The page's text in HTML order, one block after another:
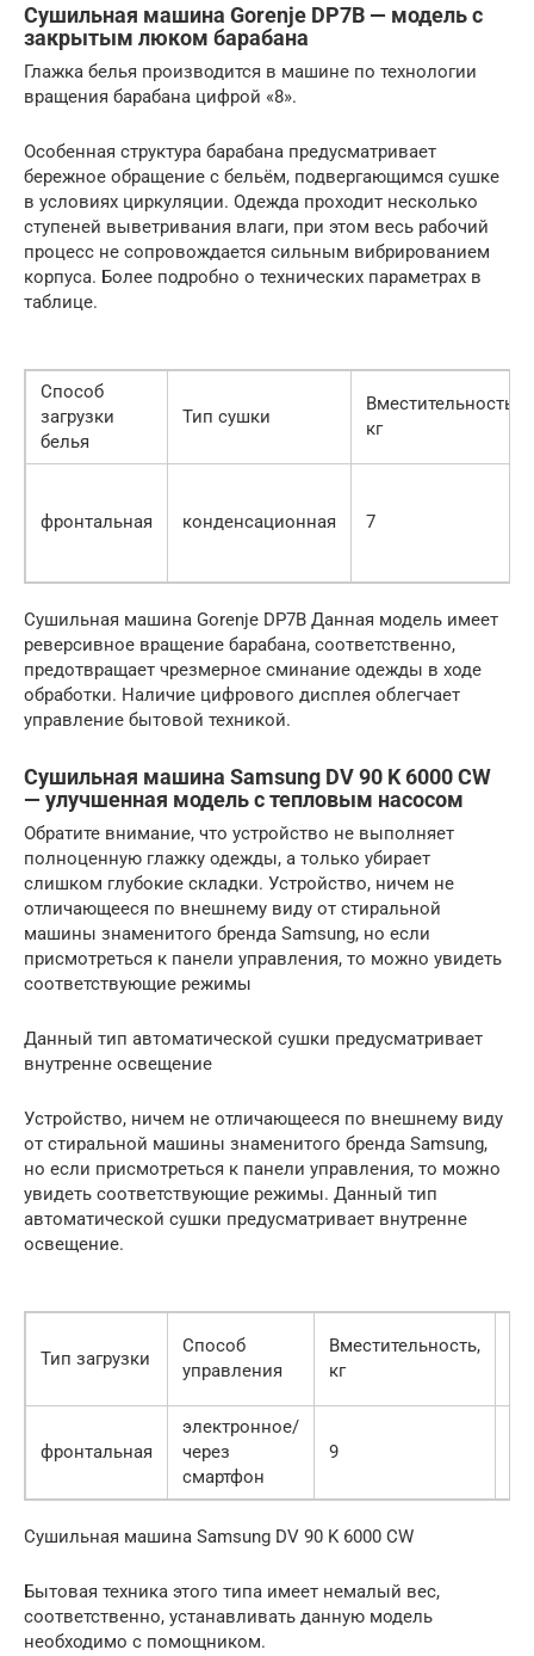
Сушильная машина Gorenje DP7B — модель с
закрытым люком барабана
Глажка белья производится в машине по технологии
вращения барабана цифрой «8».
Особенная структура барабана предусматривает
бережное обращение с бельём, подвергающимся сушке
в условиях циркуляции. Одежда проходит несколько
ступеней выветривания влаги, при этом весь рабочий
процесс не сопровождается сильным вибрированием
корпуса. Более подробно о технических параметрах в
таблице.
Способ
загрузки
белья
Тип сушки
Вместительность,
кг
фронтальная конденсационная 7
Сушильная машина Gorenje DP7B Данная модель имеет
реверсивное вращение барабана, соответственно,
предотвращает чрезмерное сминание одежды в ходе
обработки. Наличие цифрового дисплея облегчает
управление бытовой техникой.
Сушильная машина Samsung DV 90 K 6000 CW
— улучшенная модель с тепловым насосом
Обратите внимание, что устройство не выполняет
полноценную глажку одежды, а только убирает
слишком глубокие складки. Устройство, ничем не
отличающееся по внешнему виду от стиральной
машины знаменитого бренда Samsung, но если
присмотреться к панели управления, то можно увидеть
соответствующие режимы
Данный тип автоматической сушки предусматривает
внутренне освещение
Устройство, ничем не отличающееся по внешнему виду
от стиральной машины знаменитого бренда Samsung,
но если присмотреться к панели управления, то можно
увидеть соответствующие режимы. Данный тип
автоматической сушки предусматривает внутренне
освещение.
Тип загрузки
Способ
управления
Вместительность,
кг
фронтальная
электронное/
через
смартфон
9
Сушильная машина Samsung DV 90 K 6000 CW
Бытовая техника этого типа имеет немалый вес,
соответственно, устанавливать данную модель
необходимо с помощником.